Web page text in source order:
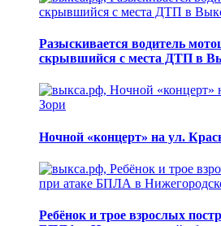
Разыскивается водитель
скрывшийся с места ДТП в
Ночной «концерт» на ул.
Ребёнок и трое взрослых